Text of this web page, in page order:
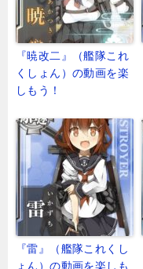
『暁改二』（艦隊これ
くしょん）の動画を楽
しもう！
『雷』（艦隊これくし
ょん）の動画を楽しも